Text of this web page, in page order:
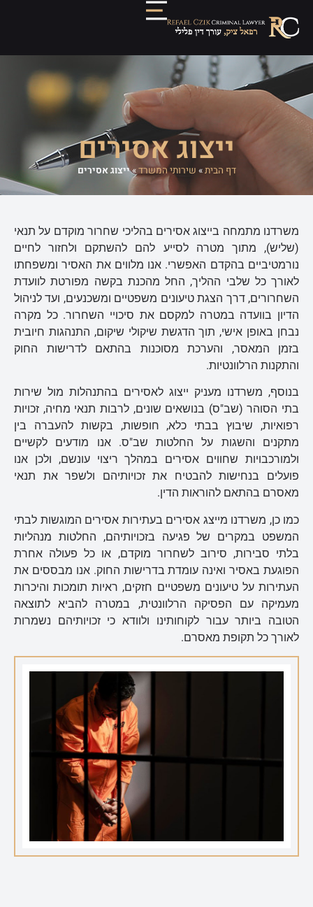
ייצוג אסירים
דף הבית» שירותי המשרד»ייצוג אסירים
משרדנו מתמחה בייצוג אסירים בהליכי שחרור מוקדם על תנאי
(שליש), מתוך מטרה לסייע להם להשתקם ולחזור לחיים
נורמטיביים בהקדם האפשרי. אנו מלווים את האסיר ומשפחתו
לאורך כל שלבי ההליך, החל מהכנת בקשה מפורטת לוועדת
השחרורים, דרך הצגת טיעונים משפטיים ומשכנעים, ועד לניהול
הדיון בוועדה במטרה למקסם את סיכויי השחרור. כל מקרה
נבחן באופן אישי, תוך הדגשת שיקולי שיקום, התנהגות חיובית
בזמן המאסר, והערכת מסוכנות בהתאם לדרישות החוק
והתקנות הרלוונטיות.
בנוסף, משרדנו מעניק ייצוג לאסירים בהתנהלות מול שירות
בתי הסוהר (שב"ס) בנושאים שונים, לרבות תנאי מחיה, זכויות
רפואיות, שיבוץ בבתי כלא, חופשות, בקשות להעברה בין
מתקנים והשגות על החלטות שב"ס. אנו מודעים לקשיים
ולמורכבויות שחווים אסירים במהלך ריצוי עונשם, ולכן אנו
פועלים בנחישות להבטיח את זכויותיהם ולשפר את תנאי
מאסרם בהתאם להוראות הדין.
כמו כן, משרדנו מייצג אסירים בעתירות אסירים המוגשות לבתי
המשפט במקרים של פגיעה בזכויותיהם, החלטות מנהליות
בלתי סבירות, סירוב לשחרור מוקדם, או כל פעולה אחרת
הפוגעת באסיר ואינה עומדת בדרישות החוק. אנו מבססים את
העתירות על טיעונים משפטיים חזקים, ראיות תומכות והיכרות
מעמיקה עם הפסיקה הרלוונטית, במטרה להביא לתוצאה
הטובה ביותר עבור לקוחותינו ולוודא כי זכויותיהם נשמרות
לאורך כל תקופת מאסרם.